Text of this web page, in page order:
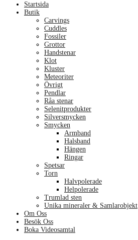
Startsida
Butik
Carvings
Cuddles
Fossiler
Grottor
Handstenar
Klot
Kluster
Meteoriter
Övrigt
Pendlar
Råa stenar
Selenitprodukter
Silversmycken
Smycken
Armband
Halsband
Hängen
Ringar
Spetsar
Torn
Halvpolerade
Helpolerade
Trumlad sten
Unika mineraler & Samlarobjekt
Om Oss
Besök Oss
Boka Videosamtal